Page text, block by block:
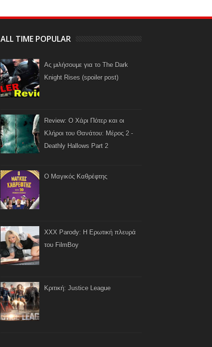
ALL TIME POPULAR
Ας μιλήσουμε για το The Dark
Knight Rises (spoiler post)
Review: Ο Χάρι Πότερ και οι
Κλήροι του Θανάτου: Μέρος 2 -
Deathly Hallows Part 2
Ο Μαγικός Καθρέφτης
XXX Parody: Η Ερωτική πλευρά
του FilmBoy
Κριτική: Justice League